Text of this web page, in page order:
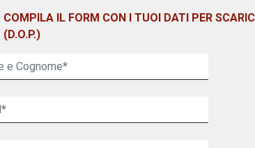
COMPILA IL FORM CON I TUOI DATI PER
(D.O.P.)